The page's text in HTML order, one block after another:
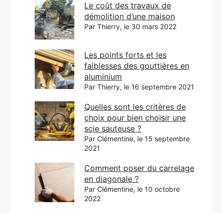
Le coût des travaux de
démolition d’une maison
Par Thierry, le 30 mars 2022
Les points forts et les
faiblesses des gouttières en
aluminium
Par Thierry, le 16 septembre 2021
Quelles sont les critères de
choix pour bien choisir une
scie sauteuse ?
Par Clémentine, le 15 septembre
2021
Comment poser du carrelage
en diagonale ?
Par Clémentine, le 10 octobre
2022